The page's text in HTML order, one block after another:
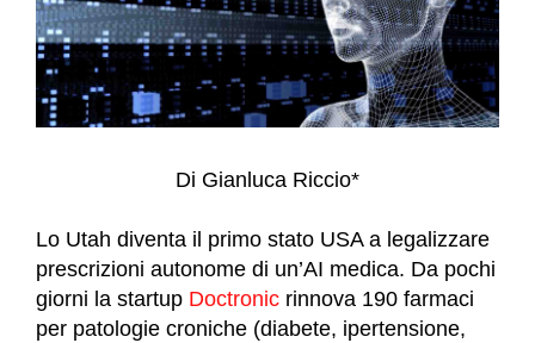
Di Gianluca Riccio*
Lo Utah diventa il primo stato USA a legalizzare
prescrizioni autonome di un’AI medica. Da pochi
giorni la startup Doctronic rinnova 190 farmaci
per patologie croniche (diabete, ipertensione,